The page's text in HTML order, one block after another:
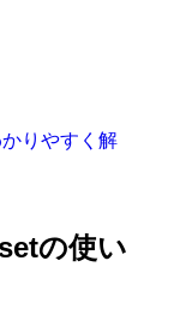
りやすく解
の使い